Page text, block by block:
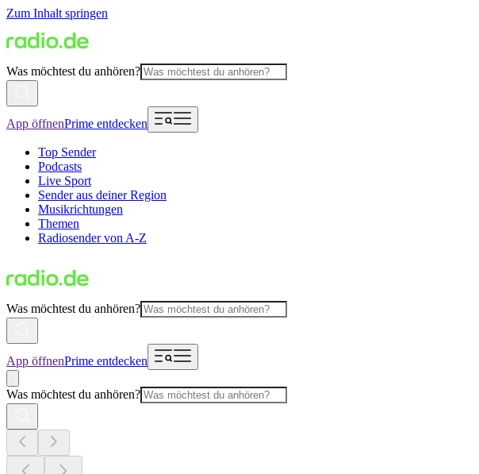
Zum Inhalt springen
Was möchtest du anhören?
App öffnenPrime entdecken
Top Sender
Podcasts
Live Sport
Sender aus deiner Region
Musikrichtungen
Themen
Radiosender von A-Z
Was möchtest du anhören?
App öffnenPrime entdecken
Was möchtest du anhören?